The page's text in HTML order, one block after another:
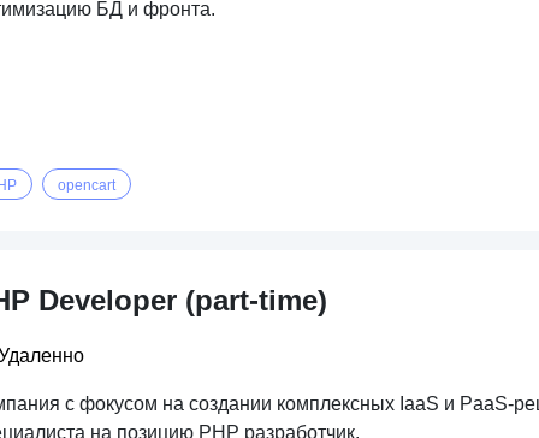
БД и фронта.
opencart
Developer (part-time)
c фокусом на создании комплексных IaaS и PaaS-
на позицию PHP разработчик.